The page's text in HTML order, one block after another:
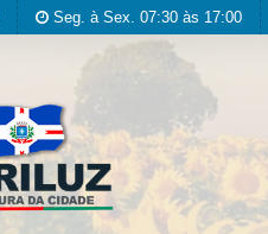
Seg. à Sex. 07:30 às 17:00